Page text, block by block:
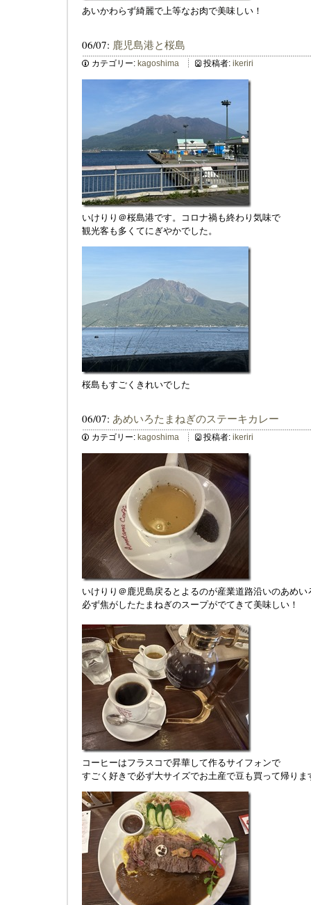
あいかわらず綺麗で上等なお肉で美味しい！
06/07: 鹿児島港と桜島
カテゴリー: kagoshima 投稿者: ikeriri
いけりり＠桜島港です。コロナ禍も終わり気味で
観光客も多くてにぎやかでした。
桜島もすごくきれいでした
06/07: あめいろたまねぎのステーキカレー
カテゴリー: kagoshima 投稿者: ikeriri
いけりり＠鹿児島戻るとよるのが産業道路沿いのあめい
必ず焦がしたたまねぎのスープがでてきて美味しい！
コーヒーはフラスコで昇華して作るサイフォンで
すごく好きで必ず大サイズでお土産で豆も買って帰りま